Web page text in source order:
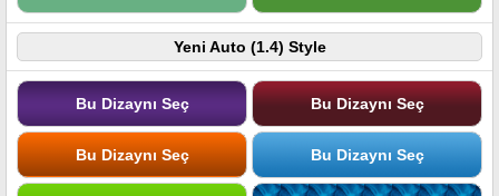
Yeni Auto (1.4) Style
Bu Dizaynı Seç Bu Dizaynı Seç
Bu Dizaynı Seç Bu Dizaynı Seç